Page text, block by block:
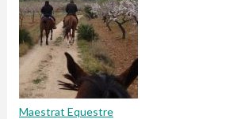
Maestrat Equestre